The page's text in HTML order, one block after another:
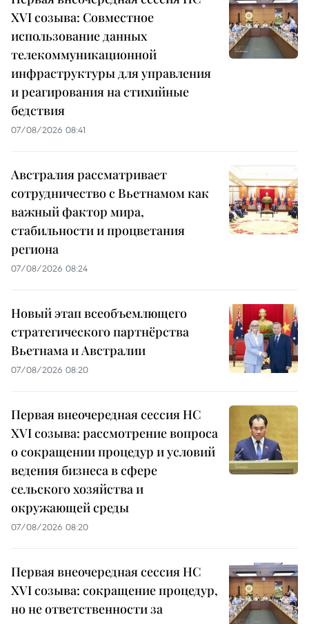
XVI созыва: Совместное
использование данных
телекоммуникационной
инфраструктуры для управления
и реагирования на стихийные
бедствия
07/08/2026 08:41
Австралия рассматривает
сотрудничество с Вьетнамом как
важный фактор мира,
стабильности и процветания
региона
07/08/2026 08:24
Новый этап всеобъемлющего
стратегического партнёрства
Вьетнама и Австралии
07/08/2026 08:20
Первая внеочередная сессия НС
XVI созыва: рассмотрение вопроса
о сокращении процедур и условий
ведения бизнеса в сфере
сельского хозяйства и
окружающей среды
07/08/2026 08:20
Первая внеочередная сессия НС
XVI созыва: сокращение процедур,
но не ответственности за